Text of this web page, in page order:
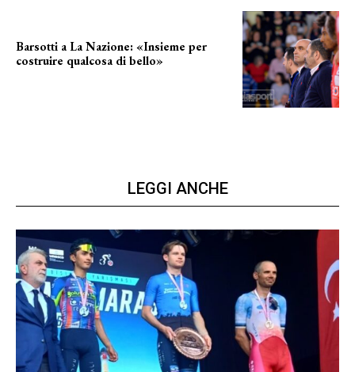
Barsotti a La Nazione: «Insieme per
costruire qualcosa di bello»
LEGGI ANCHE